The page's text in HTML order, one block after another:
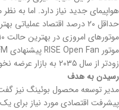
هواپیمای جدید نیاز دارد. اما به
حداقل ۲۰ درصد اقتصاد
زودتر از سال ۲۰۳۵ به بازار عرضه نخواهد شد.
رسیدن به هدف
مدیر توسعه محصول بوئینگ نیز
پیشرفت اقتصادی مورد نیاز برای